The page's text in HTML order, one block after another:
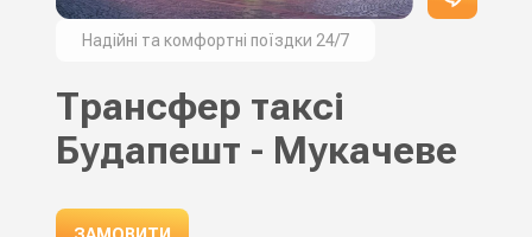
Надійні та комфортні поїздки 24/7
Трансфер таксі
Будапешт - Мукачеве